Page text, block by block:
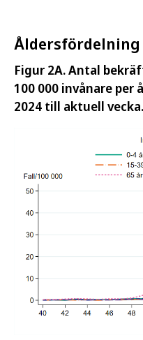
Åldersfördelning
Figur 2A. Antal
100 000 invånare per
2024 till aktuell vecka.